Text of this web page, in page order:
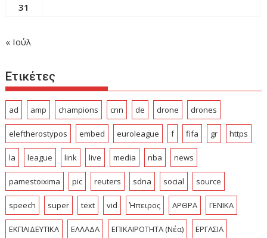
31
« Ιούλ
Ετικέτες
ad amp champions cnn de drone drones
eleftherostypos embed euroleague f fifa gr https
la league link live media nba news
pamestoixima pic reuters sdna social source
speech super text vid Ήπειρος ΑΡΘΡΑ ΓΕΝΙΚΑ
ΕΚΠΑΙΔΕΥΤΙΚΑ ΕΛΛΑΔΑ ΕΠΙΚΑΙΡΟΤΗΤΑ (Νέα) ΕΡΓΑΣΙΑ